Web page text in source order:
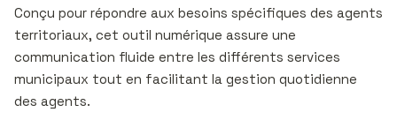
Conçu pour répondre aux besoins spécifiques des agents
territoriaux, cet outil numérique assure une
communication fluide entre les différents services
municipaux tout en facilitant la gestion quotidienne
des agents.